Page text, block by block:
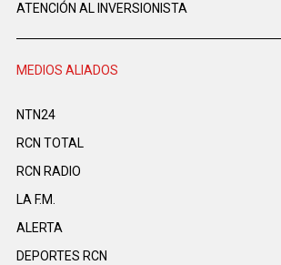
ATENCIÓN AL INVERSIONISTA
MEDIOS ALIADOS
NTN24
RCN TOTAL
RCN RADIO
LA F.M.
ALERTA
DEPORTES RCN